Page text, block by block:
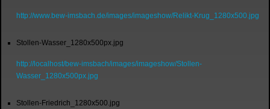
http://www.bew-imsbach.de/images/imageshow/Relikt-Krug_1280x500.jpg
Stollen-Wasser_1280x500px.jpg
http://localhost/bew-imsbach/images/imageshow/Stollen-
Wasser_1280x500px.jpg
Stollen-Friedrich_1280x500.jpg